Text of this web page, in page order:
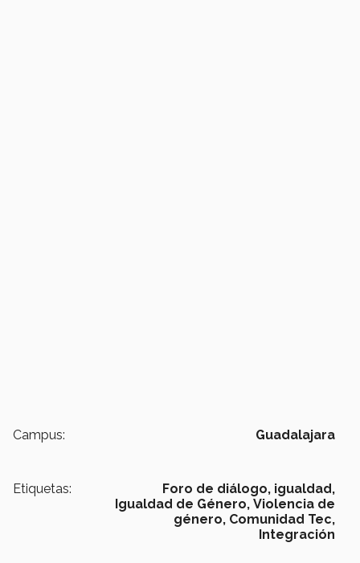
Campus: Guadalajara
Etiquetas: Foro de diálogo, igualdad,
Igualdad de Género, Violencia de
género, Comunidad Tec,
Integración